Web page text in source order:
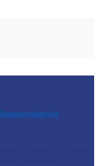
ReportajeSportȘtiri